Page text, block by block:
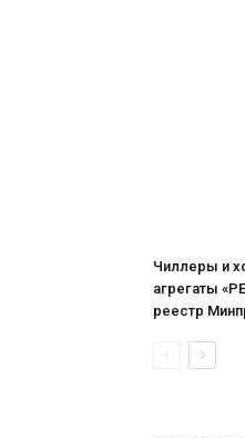
Чиллеры и
агрегаты
реестр